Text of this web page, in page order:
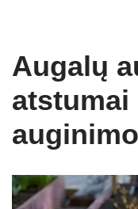
Augalų
atstumai